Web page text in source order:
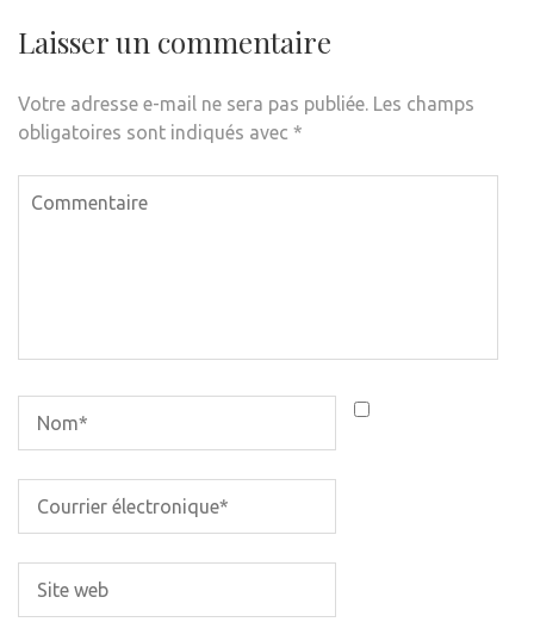
Laisser un commentaire
Votre adresse e-mail ne sera pas publiée. Les champs
obligatoires sont indiqués avec *